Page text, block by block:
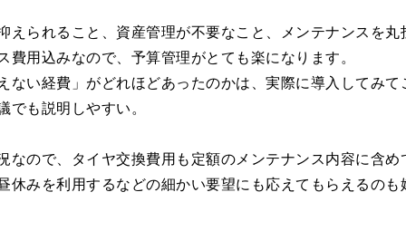
えられること、資産管理が不要なこと、メンテナンスを
用込みなので、予算管理がとても楽になります。
ない経費」がどれほどあったのかは、実際に導入してみ
でも説明しやすい。
なので、タイヤ交換費用も定額のメンテナンス内容に含
休みを利用するなどの細かい要望にも応えてもらえるのも